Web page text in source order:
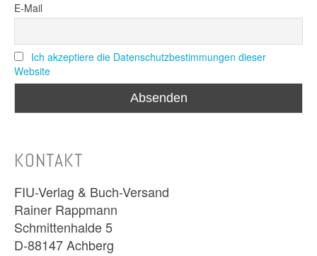
E-Mail
Ich akzeptiere die Datenschutzbestimmungen dieser
Website
KONTAKT
FIU-Verlag & Buch-Versand
Rainer Rappmann
Schmittenhalde 5
D-88147 Achberg